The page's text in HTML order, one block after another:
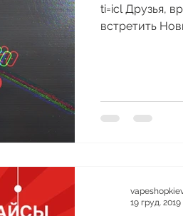
ti=icl Друзья,
встретить
19 груд. 2019